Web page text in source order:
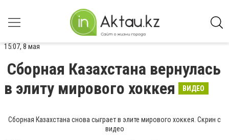
15:07, 8 мая
Сборная Казахстана вернулась
в элиту мирового хоккея
ВИДЕО
Сборная Казахстана снова сыграет в элите мирового хоккея. Скрин с
видео